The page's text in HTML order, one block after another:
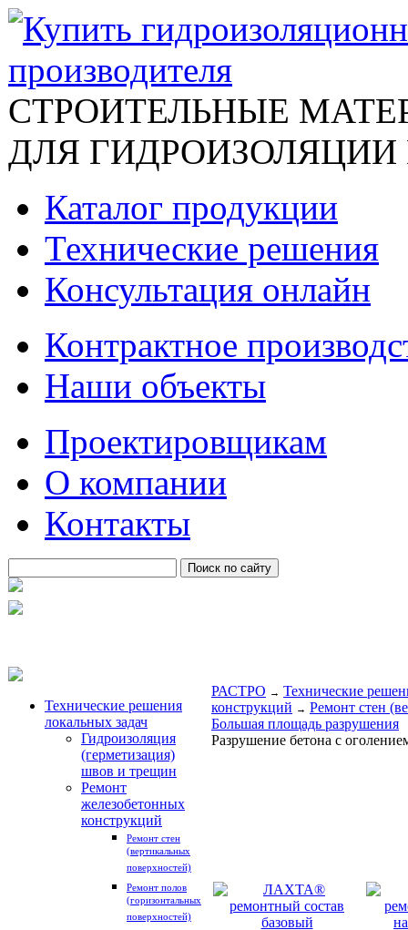
СТРОИТЕЛЬНЫЕ
ДЛЯ
Каталог продукции
Технические решения
Консультация онлайн
Контрактное
Наши объекты
Проектировщикам
О компании
Контакты
Технические решения
локальных задач
Гидроизоляция
(герметизация)
швов и трещин
Ремонт
железобетонных
конструкций
Ремонт стен
(вертикальных
поверхностей)
Ремонт полов
(горизонтальных
поверхностей)
РАСТРО → Технические
конструкций → Ремонт стен
Большая площадь разрушения
Разрушение бетона с